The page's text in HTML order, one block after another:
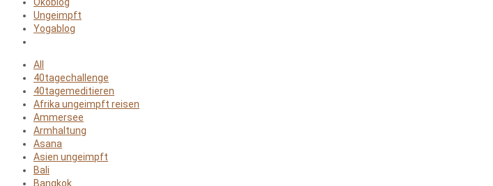
Ungeimpft
Yogablog
All
40tagechallenge
40tagemeditieren
Afrika ungeimpft reisen
Ammersee
Armhaltung
Asana
Asien ungeimpft
Bali
Bangkok